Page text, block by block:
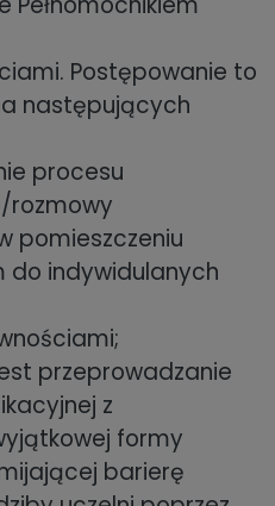
Postępowanie to
następujących
procesu
rozmowy
pomieszczeniu
do indywidulanych
przeprowadzanie
z
formy
barierę